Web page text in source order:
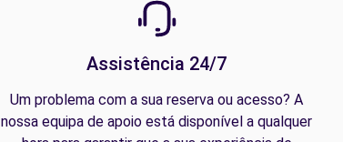
Assistência 24/7
Um problema com a sua reserva ou acesso? A
nossa equipa de apoio está disponível a qualquer